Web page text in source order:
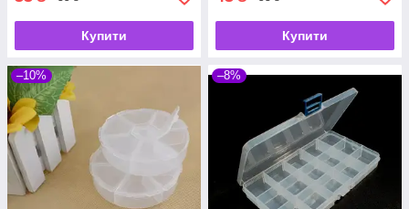
Купити Купити
–10% –8%